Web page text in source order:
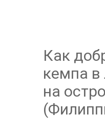
Как
кемпа
на